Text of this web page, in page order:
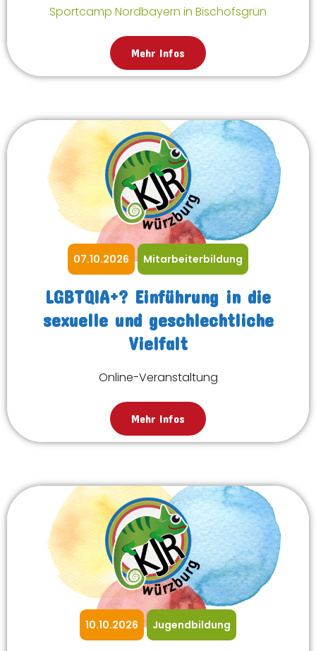
Sportcamp Nordbayern in Bischofsgrün
Mehr Infos
07.10.2026 Mitarbeiterbildung
LGBTQIA+? Einführung in die
sexuelle und geschlechtliche
Vielfalt
Online-Veranstaltung
Mehr Infos
10.10.2026 Jugendbildung